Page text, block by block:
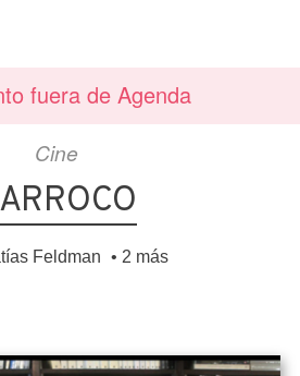
fuera de Agenda
Cine
Feldman • 2 más